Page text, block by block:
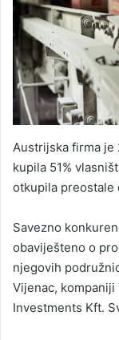
Austrijska firma je
kupila 51%
otkupila preostale
Savezno
obaviješteno o
njegovih
Vijenac,
Investments Kft.